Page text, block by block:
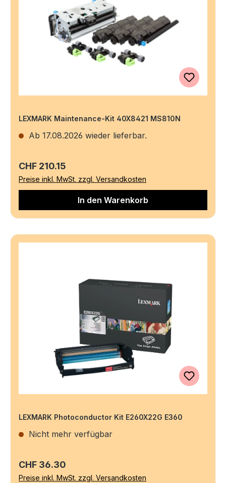
LEXMARK Maintenance-Kit 40X8421 MS810N
Ab 17.08.2026 wieder lieferbar.
Regulärer Preis:
CHF 210.15
Preise inkl. MwSt. zzgl. Versandkosten
In den Warenkorb
LEXMARK Photoconductor Kit E260X22G E360
Nicht mehr verfügbar
Regulärer Preis:
CHF 36.30
Preise inkl. MwSt. zzgl. Versandkosten